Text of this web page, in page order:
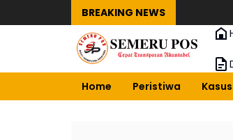
BREAKING NEWS
Home
Peristiwa Kasus